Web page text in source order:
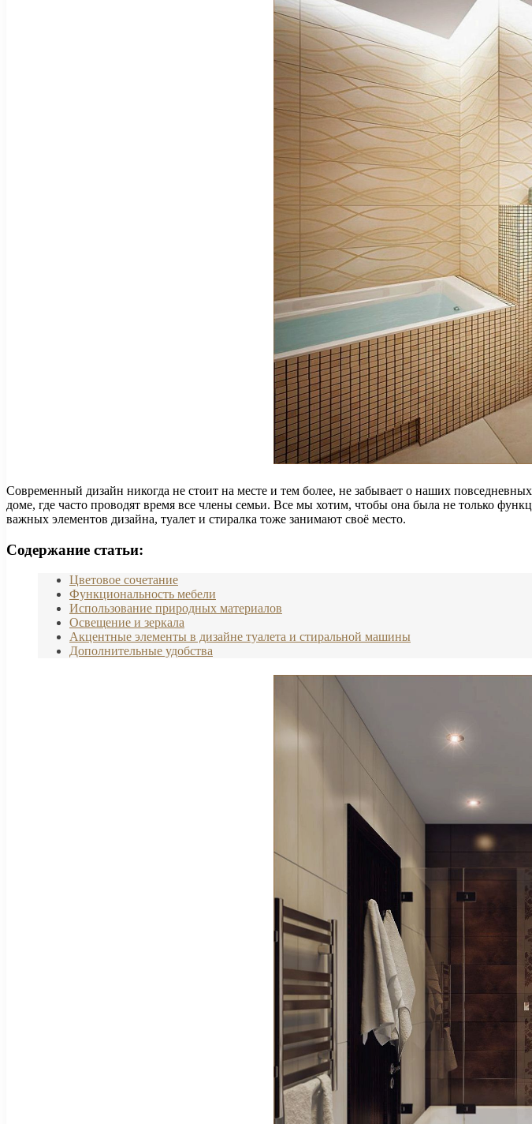
Современный дизайн никогда не стоит на месте и тем более, не забывает о наших
доме, где часто проводят время все члены семьи. Все мы хотим, чтобы она была не только
важных элементов дизайна, туалет и стиралка тоже занимают своё место.
Содержание статьи:
Цветовое сочетание
Функциональность мебели
Использование природных материалов
Освещение и зеркала
Акцентные элементы в дизайне туалета и стиральной машины
Дополнительные удобства